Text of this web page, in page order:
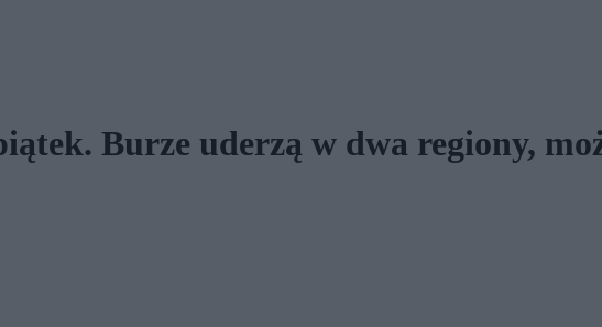
Burze uderzą w dwa regiony,